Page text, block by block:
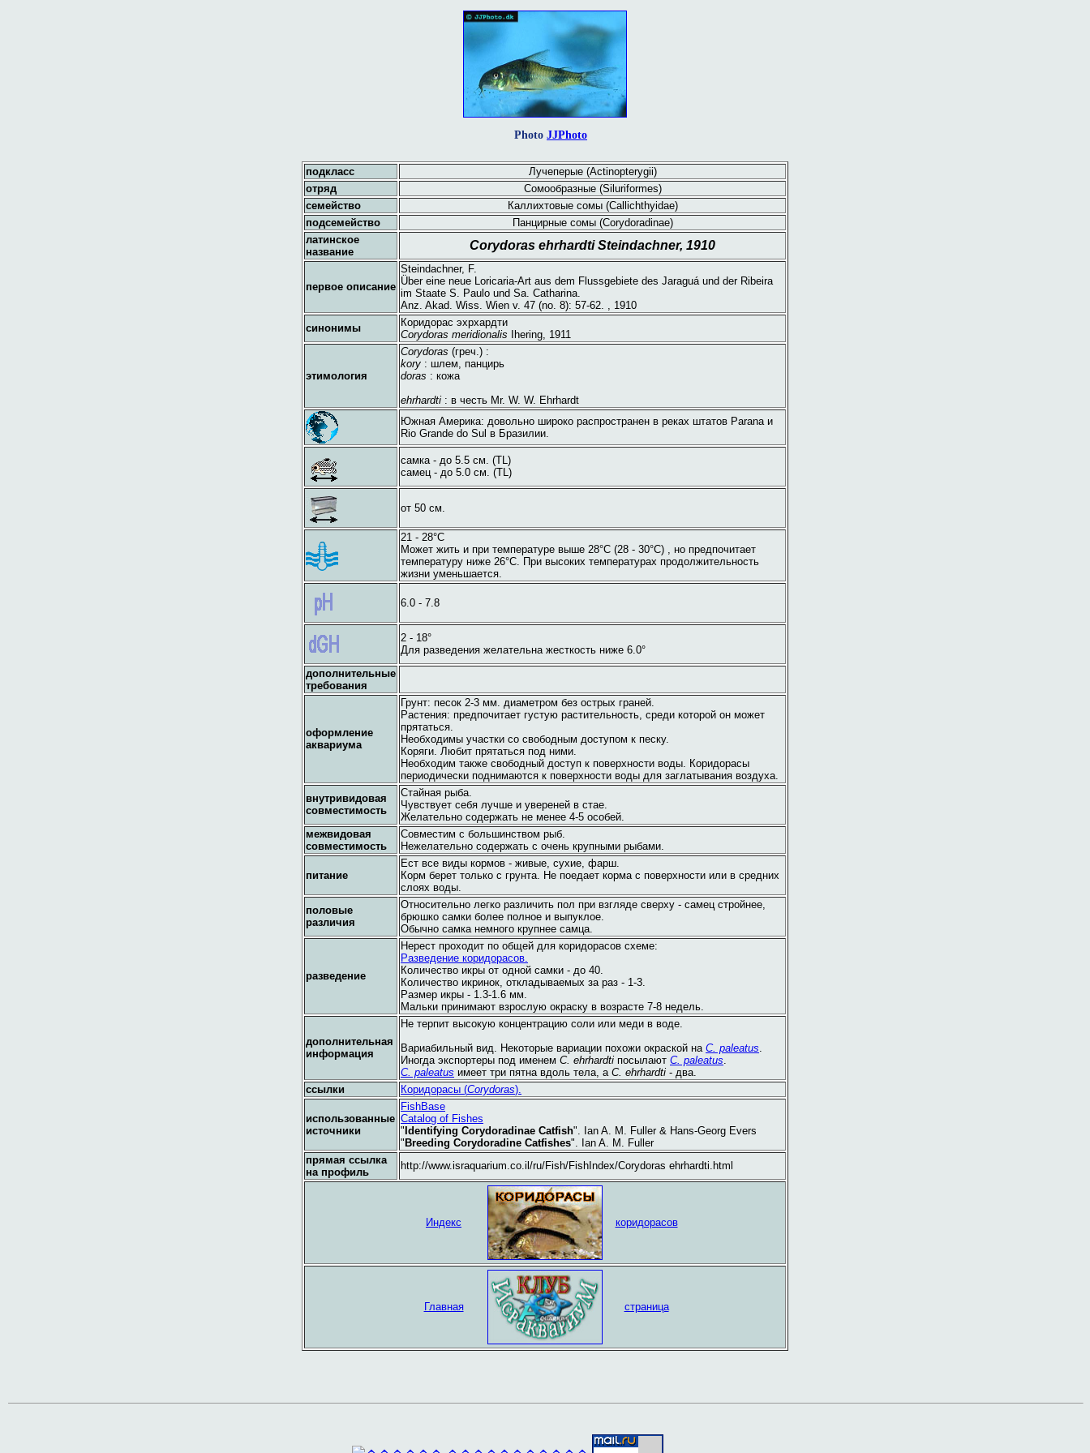
Photo JJPhoto
подкласс
Лучеперые (Actinopterygii)
отряд
Сомообразные (Siluriformes)
семейство
Каллихтовые сомы (Callichthyidae)
подсемейство
Панцирные сомы (Corydoradinae)
латинское
название
Corydoras ehrhardti Steindachner, 1910
первое описание
Steindachner, F.
Über eine neue Loricaria-Art aus dem Flussgebiete des Jaraguá und der Ribeira
im Staate S. Paulo und Sa. Catharina.
Anz. Akad. Wiss. Wien v. 47 (no. 8): 57-62. , 1910
синонимы
Коридорас эхрхардти
Corydoras meridionalis Ihering, 1911
этимология
Corydoras (греч.) :
kory : шлем, панцирь
doras : кожа
ehrhardti : в честь Mr. W. W. Ehrhardt
Южная Америка: довольно широко распространен в реках штатов Parana и
Rio Grande do Sul в Бразилии.
самка - до 5.5 см. (TL)
самец - до 5.0 см. (TL)
от 50 см.
21 - 28°C
Может жить и при температуре выше 28°C (28 - 30°C) , но предпочитает
температуру ниже 26°C. При высоких температурах продолжительность
жизни уменьшается.
6.0 - 7.8
2 - 18°
Для разведения желательна жесткость ниже 6.0°
дополнительные
требования
оформление
аквариума
Грунт: песок 2-3 мм. диаметром без острых граней.
Растения: предпочитает густую растительность, среди которой он может
прятаться.
Необходимы участки со свободным доступом к песку.
Коряги. Любит прятаться под ними.
Необходим также свободный доступ к поверхности воды. Коридорасы
периодически поднимаются к поверхности воды для заглатывания воздуха.
внутривидовая
совместимость
Стайная рыба.
Чувствует себя лучше и увереней в стае.
Желательно содержать не менее 4-5 особей.
межвидовая
совместимость
Совместим с большинством рыб.
Нежелательно содержать с очень крупными рыбами.
питание
Ест все виды кормов - живые, сухие, фарш.
Корм берет только с грунта. Не поедает корма с поверхности или в средних
слоях воды.
половые
различия
Относительно легко различить пол при взгляде сверху - самец стройнее,
брюшко самки более полное и выпуклое.
Обычно самка немного крупнее самца.
разведение
Нерест проходит по общей для коридорасов схеме:
Разведение коридорасов.
Количество икры от одной самки - до 40.
Количество икринок, откладываемых за раз - 1-3.
Размер икры - 1.3-1.6 мм.
Мальки принимают взрослую окраску в возрасте 7-8 недель.
дополнительная
информация
Не терпит высокую концентрацию соли или меди в воде.
Вариабильный вид. Некоторые вариации похожи окраской на C. paleatus.
Иногда экспортеры под именем C. ehrhardti посылают C. paleatus.
C. paleatus имеет три пятна вдоль тела, а C. ehrhardti - два.
ссылки
Коридорасы (Corydoras).
использованные
источники
FishBase
Catalog of Fishes
" Identifying Corydoradinae Catfish". Ian A. M. Fuller & Hans-Georg Evers
" Breeding Corydoradine Catfishes". Ian A. M. Fuller
прямая ссылка
на профиль
http://www.israquarium.co.il/ru/Fish/FishIndex/Corydoras ehrhardti.html
Индекс коридорасов
Главная страница